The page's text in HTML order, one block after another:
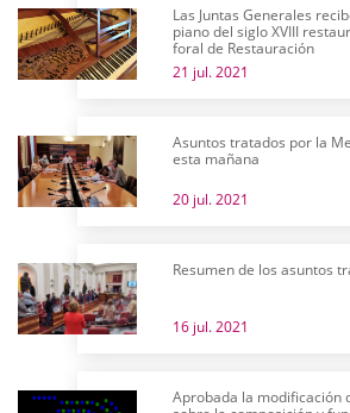
Las Juntas Generales
piano del siglo XVIII
foral de Restauración
21 jul. 2021
Asuntos tratados por la
esta mañana
20 jul. 2021
Resumen de los asuntos
16 jul. 2021
Aprobada la modificación